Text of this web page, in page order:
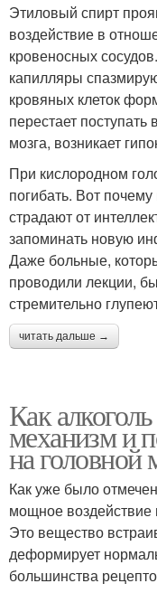
Этиловый спирт
воздействие в
кровеносных
капилляры
кровяных клеток
перестает поступать
мозга, возникает
При кислородном
погибать. Вот
страдают от
запоминать новую
Даже больные,
проводили лекции,
стремительно
читать дальше →
Как
механизм и
на головной
Как уже было
мощное воздействие
Это вещество
деформирует
большинства